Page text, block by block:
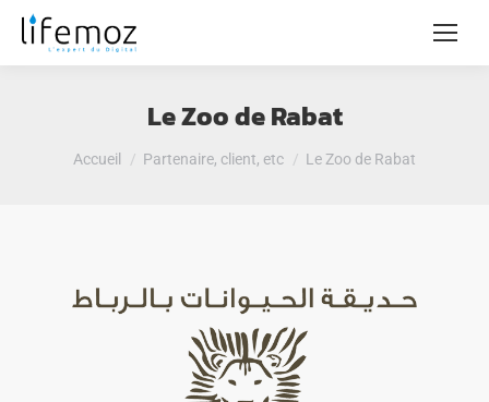
Le Zoo de Rabat
Vous êtes ici :
Accueil Partenaire, client, etc Le Zoo de Rabat